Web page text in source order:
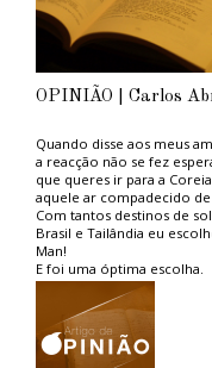
OPINIÃO | Carlos
Quando disse aos meus
a reacção não se fez
que queres ir para a
aquele ar compadecido
Com tantos destinos de
Brasil e Tailândia eu
Man!
E foi uma óptima escolha.
Aconselho aos
grandes causas
ambiental. Não sofrerão
metrópoles capitalistas
não circulam automóveis,